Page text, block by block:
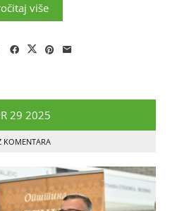
više
29 2025
KOMENTARA